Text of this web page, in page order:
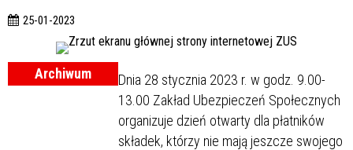
25-01-2023
Archiwum
Dnia 28 stycznia 2023 r. w godz. 9.00-
13.00 Zakład Ubezpieczeń Społecznych
organizuje dzień otwarty dla płatników
składek, którzy nie mają jeszcze swojego